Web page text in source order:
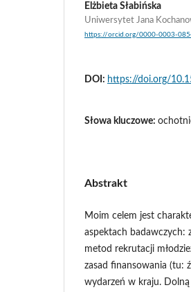
Elżbieta Słabińska
Uniwersytet Jana
https://orcid.org/0000-0003-
DOI: https://doi.org/
Słowa kluczowe:
Abstrakt
Moim celem jest
aspektach badawczych:
metod rekrutacji
zasad finansowania (tu:
wydarzeń w kraju. Dolną